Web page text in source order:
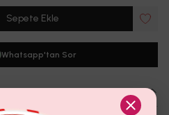
Sepete Ekle
Whatsapp'tan Sor